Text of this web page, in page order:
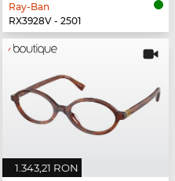
Ray-Ban
RX3928V - 2501
1.343,21 RON